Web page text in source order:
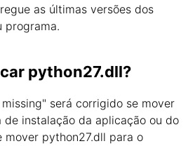
as últimas versões dos
programa.
python27.dll?
será corrigido se mover
instalação da aplicação ou do
mover python27.dll para o